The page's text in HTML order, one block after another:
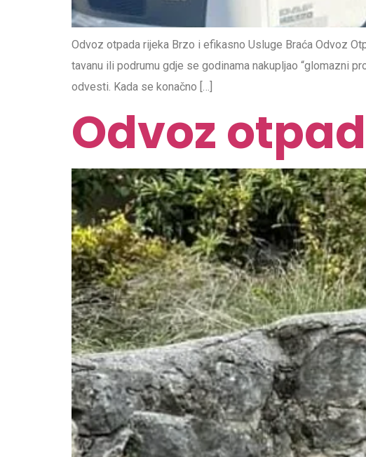
Odvoz otpada rijeka Brzo i efikasno Usluge Braća Odvoz
tavanu ili podrumu gdje se godinama nakupljao “glomazni
odvesti. Kada se konačno […]
Odvoz